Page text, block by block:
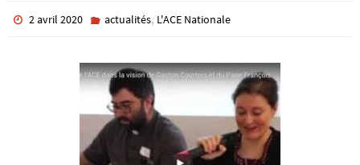
2 avril 2020 actualités, L'ACE Nationale